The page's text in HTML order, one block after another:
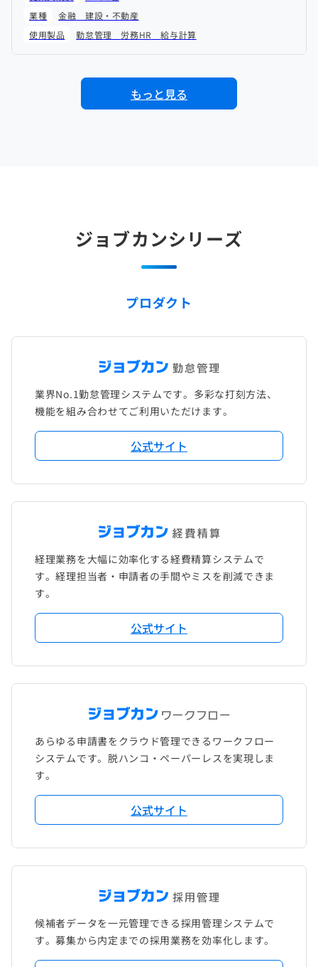
業種
金融
建設・不動産
使用製品
勤怠管理 労務HR 給与計算
もっと見る
ジョブカンシリーズ
プロダクト
業界No.1勤怠管理システムです。多彩な打刻方法、
機能を組み合わせてご利用いただけます。
公式サイト
経理業務を大幅に効率化する経費精算システムで
す。経理担当者・申請者の手間やミスを削減できま
す。
公式サイト
あらゆる申請書をクラウド管理できるワークフロー
システムです。脱ハンコ・ペーパーレスを実現しま
す。
公式サイト
候補者データを一元管理できる採用管理システムで
す。募集から内定までの採用業務を効率化します。